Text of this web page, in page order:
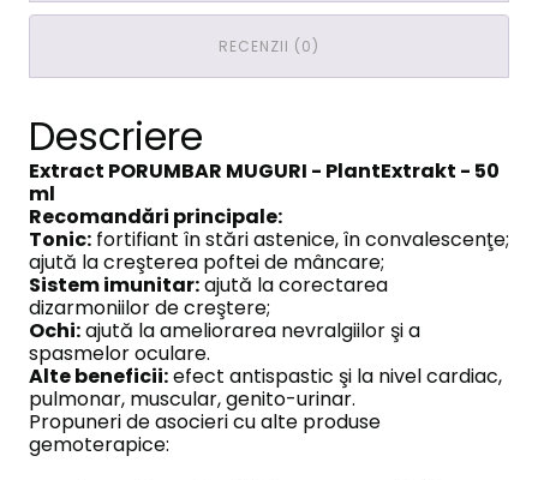
RECENZII (0)
Descriere
Extract PORUMBAR MUGURI - PlantExtrakt - 50
ml
Recomandări principale:
Tonic: fortifiant în stări astenice, în convalescenţe;
ajută la creşterea poftei de mâncare;
Sistem imunitar:ajută la corectarea
dizarmoniilor de creştere;
Ochi:ajută la ameliorarea nevralgiilor şi a
spasmelor oculare.
Alte beneficii:efect antispastic şi la nivel cardiac,
pulmonar, muscular, genito-urinar.
Propuneri de asocieri cu alte produse
gemoterapice: